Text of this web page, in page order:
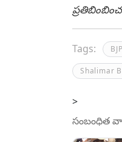
Tags: BJP
Shalimar
>
సంబంధిత